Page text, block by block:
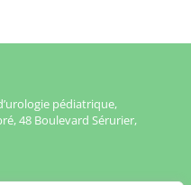
pédiatrique,
48 Boulevard Sérurier,